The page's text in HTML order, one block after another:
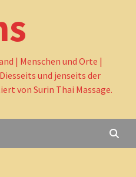
| Menschen und Orte |
und jenseits der
von Surin Thai Massage.